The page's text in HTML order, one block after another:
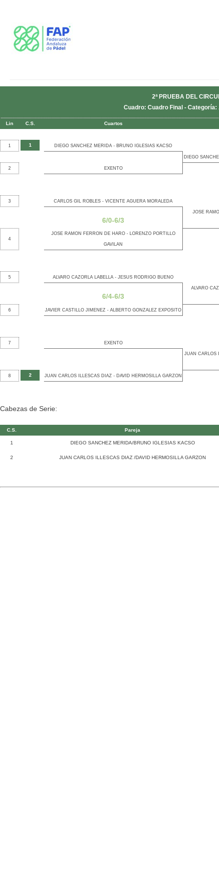
2ª PRUEBA DEL
Cuadro: Cuadro Final -
Lin C.S. Cuartos
1 1 DIEGO SANCHEZ MERIDA - BRUNO IGLESIAS KACSO
DIEGO
2 EXENTO
3 CARLOS GIL ROBLES - VICENTE AGUERA MORALEDA
6/0-6/3
JOSE
4
JOSE RAMON FERRON DE HARO - LORENZO PORTILLO
GAVILAN
5 ALVARO CAZORLA LABELLA - JESUS RODRIGO BUENO
6/4-6/3
ALVARO
6 JAVIER CASTILLO JIMENEZ - ALBERTO GONZALEZ EXPOSITO
7 EXENTO
JUAN CARLOS
8 2 JUAN CARLOS ILLESCAS DIAZ - DAVID HERMOSILLA GARZON
Cabezas de Serie:
C.S. Pareja
1 DIEGO SANCHEZ MERIDA/BRUNO IGLESIAS KACSO
2 JUAN CARLOS ILLESCAS DIAZ /DAVID HERMOSILLA GARZON